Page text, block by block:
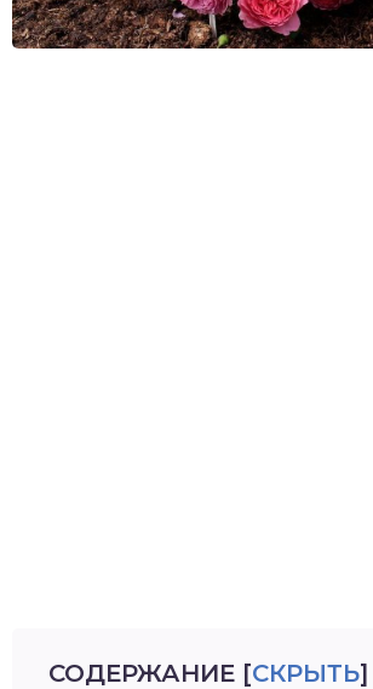
СОДЕРЖАНИЕ [СКРЫТЬ]